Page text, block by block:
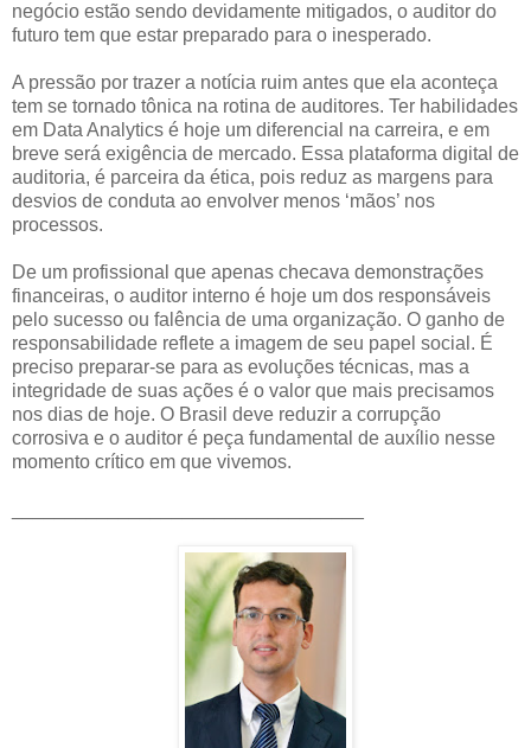
negócio estão sendo devidamente mitigados, o auditor do
futuro tem que estar preparado para o inesperado.
A pressão por trazer a notícia ruim antes que ela aconteça
tem se tornado tônica na rotina de auditores. Ter habilidades
em Data Analytics é hoje um diferencial na carreira, e em
breve será exigência de mercado. Essa plataforma digital de
auditoria, é parceira da ética, pois reduz as margens para
desvios de conduta ao envolver menos ‘mãos’ nos
processos.
De um profissional que apenas checava demonstrações
financeiras, o auditor interno é hoje um dos responsáveis
pelo sucesso ou falência de uma organização. O ganho de
responsabilidade reflete a imagem de seu papel social. É
preciso preparar-se para as evoluções técnicas, mas a
integridade de suas ações é o valor que mais precisamos
nos dias de hoje. O Brasil deve reduzir a corrupção
corrosiva e o auditor é peça fundamental de auxílio nesse
momento crítico em que vivemos.